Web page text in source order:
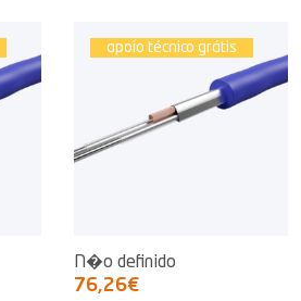
apoio técnico grátis
N�o definido
76,26€